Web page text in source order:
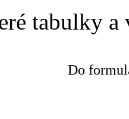
tabulky a
Do